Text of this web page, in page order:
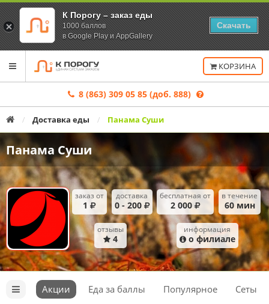
Переключить
КОРЗИНА
8 (863) 309 05 85 (доб. 888)
ГлавнаяДоставка еды Панама Суши
Панама Суши
Условия
доставки
заказ от
1
доставка
0 - 200
бесплатная от
2 000
в течение
60 мин
отзывы
4
информация
о филиале
Разделы
меню
Разделы меню
Акции Еда за баллы Популярное Сеты
К Порогу – заказ еды
1000 баллов
в Google Play и AppGallery
Скачать